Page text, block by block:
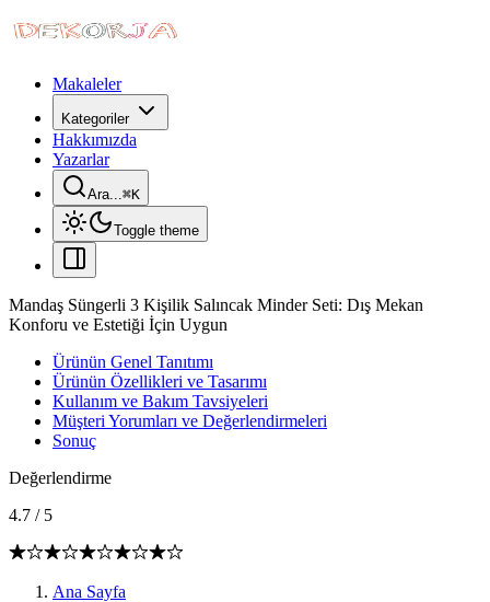
Makaleler
Kategoriler
Hakkımızda
Yazarlar
Ara...⌘K
Toggle theme
Mandaş Süngerli 3 Kişilik Salıncak Minder Seti: Dış Mekan
Konforu ve Estetiği İçin Uygun
Ürünün Genel Tanıtımı
Ürünün Özellikleri ve Tasarımı
Kullanım ve Bakım Tavsiyeleri
Müşteri Yorumları ve Değerlendirmeleri
Sonuç
Değerlendirme
4.7 / 5
Ana Sayfa